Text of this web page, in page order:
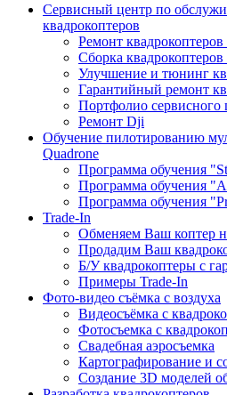
Сервисный центр по
квадрокоптеров
Ремонт
Сборка
Улучшение и тюнинг
Гарантийный ремонт
Портфолио сервисного
Ремонт Dji
Обучение пилотированию
Quadrone
Программа обучения
Программа обучения
Программа обучения
Trade-In
Обменяем Ваш коптер
Продадим Ваш
Б/У квадрокоптеры с
Примеры Trade-In
Фото-видео съёмка с воздуха
Видеосъёмка с
Фотосъемка с
Свадебная аэросъемка
Картографирование и
Создание 3D моделей